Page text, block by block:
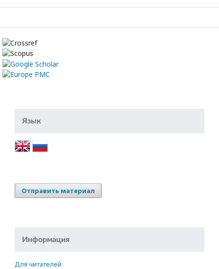
Язык
Отправить материал
Информация
Для читателей